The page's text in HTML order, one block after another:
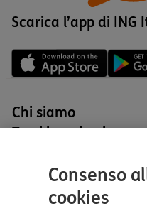
Scarica l’app di ING
Chi siamo
Tutti i prodotti
Aiuto e supporto
Consenso
cookies